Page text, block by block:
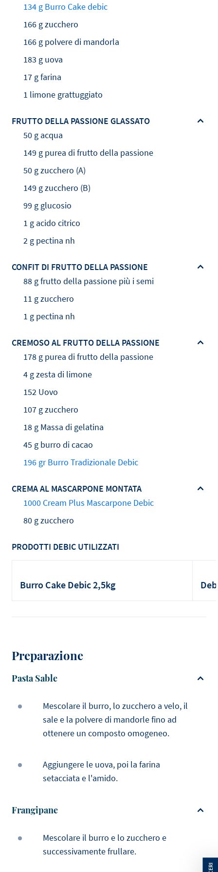
134 g Burro Cake debic
166 g zucchero
166 g polvere di mandorla
183 g uova
17 g farina
1 limone grattuggiato
FRUTTO DELLA PASSIONE GLASSATO
50 g acqua
149 g purea di frutto della passione
50 g zucchero (A)
149 g zucchero (B)
99 g glucosio
1 g acido citrico
2 g pectina nh
CONFIT DI FRUTTO DELLA PASSIONE
88 g frutto della passione più i semi
11 g zucchero
1 g pectina nh
CREMOSO AL FRUTTO DELLA PASSIONE
178 g purea di frutto della passione
4 g zesta di limone
152 Uovo
107 g zucchero
18 g Massa di gelatina
45 g burro di cacao
196 gr Burro Tradizionale Debic
CREMA AL MASCARPONE MONTATA
1000 Cream Plus Mascarpone Debic
80 g zucchero
PRODOTTI DEBIC UTILIZZATI
Burro Cake Debic 2,5kg
Preparazione
Pasta Sable
Mescolare il burro, lo zucchero a velo, il
sale e la polvere di mandorle fino ad
ottenere un composto omogeneo.
Aggiungere le uova, poi la farina
setacciata e l'amido.
Frangipane
Mescolare il burro e lo zucchero e
successivamente frullare.